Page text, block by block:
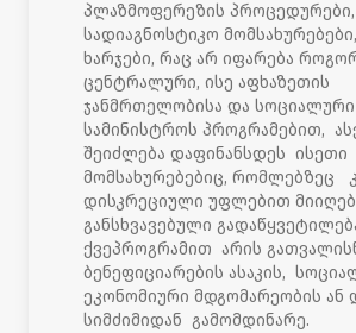
პლაზმოფერეზის პროცედურები,
სადიაგნოსტიკო
ხარჯები, რაც არ იფარება
ცენტრალური, ისე აფხაზეთის
ჯანმრთელობისა და სოციალური
სამინისტროს პროგრამებით,
შეიძლება დაფინანსდეს ისეთი
მომსახურებებიც, რომლებზეც
დისკრეციული უფლებით
განსხვავებული
ქვეპროგრამით არის
ბენეფიციარების ასაკის,
ეკონომიური მდგომარეობის ან
სიმძიმიდან გამომდინარე.